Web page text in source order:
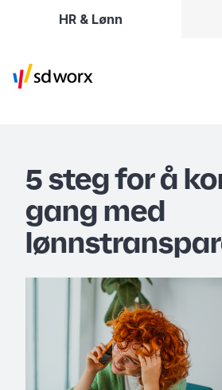
HR & Lønn
5 steg for å
gang med